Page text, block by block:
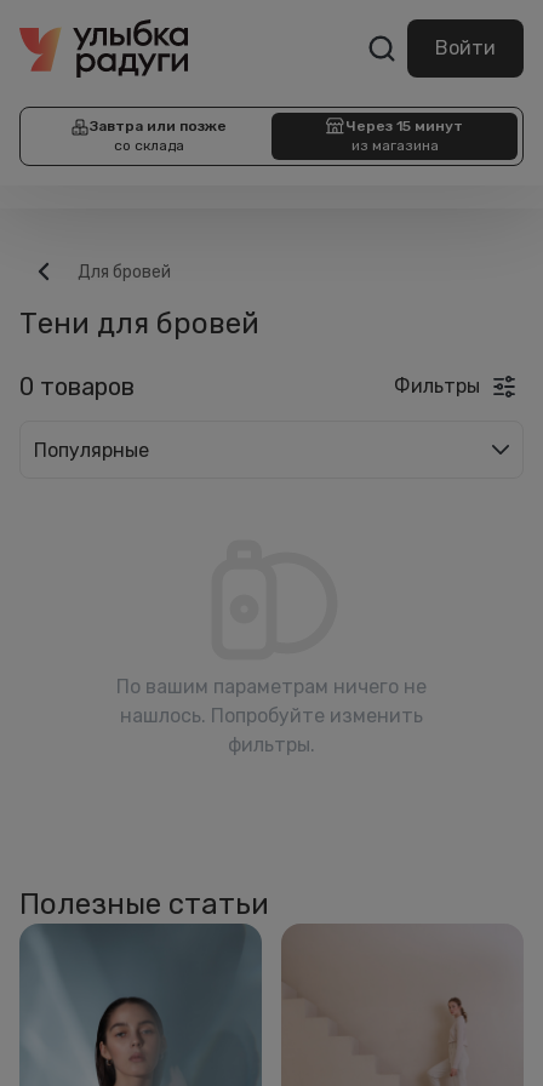
Войти
Завтра или позже
со склада
Через 15 минут
из магазина
Для бровей
Тени для бровей
0 товаров Фильтры
Популярные
По вашим параметрам ничего не
нашлось. Попробуйте изменить
фильтры.
Полезные статьи